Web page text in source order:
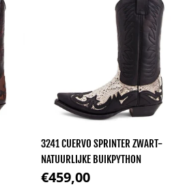
3241 CUERVO SPRINTER ZWART-
NATUURLIJKE BUIKPYTHON
Normale prijs
€459,00